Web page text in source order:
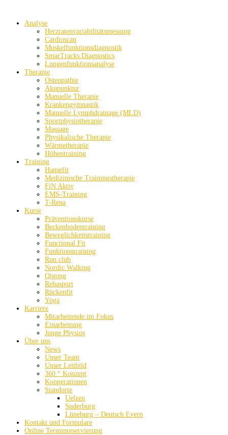
Analyse
Herzratenvariabilitätsmessung
Cardioscan
Muskelfunktionsdiagnostik
SmarTracks Diagnostics
Lungenfunktionsanalyse
Therapie
Osteopathie
Akupunktur
Manuelle Therapie
Krankengymnastik
Manuelle Lymphdrainage (MLD)
Sportphysiotherapie
Massage
Physikalische Therapie
Wärmetherapie
Höhentraining
Training
Hansefit
Medizinische Trainingstherapie
FiN Aktiv
EMS-Training
T-Rena
Kurse
Präventionskurse
Beckenbodentraining
Beweglichkeitstraining
Functional Fit
Funktionstraining
Run club
Nordic Walking
Qigong
Rehasport
Rückenfit
Yoga
Karriere
Mitarbeitende im Fokus
Einarbeitung
Junge Physios
Über uns
News
Unser Team
Unser Leitbild
360 ° Konzept
Kooperationen
Standorte
Uelzen
Suderburg
Lüneburg – Deutsch Evern
Kontakt und Formulare
Online Terminreservierung